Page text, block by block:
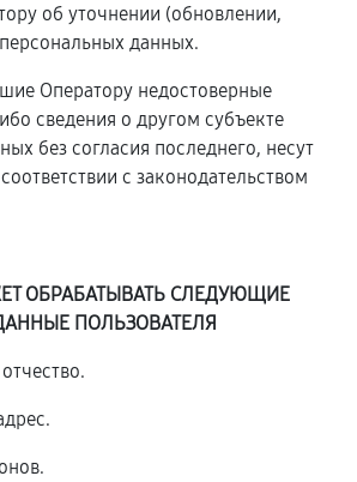
об уточнении (обновлении,
данных.
Оператору недостоверные
сведения о другом субъекте
без согласия последнего, несут
с законодательством
ОБРАБАТЫВАТЬ СЛЕДУЮЩИЕ
ПОЛЬЗОВАТЕЛЯ